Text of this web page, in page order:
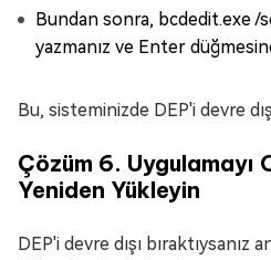
Bundan sonra, bcdedit.exe
yazmanız ve Enter
Bu, sisteminizde DEP'i devre
Çözüm 6. Uygulamayı
Yeniden Yükleyin
DEP'i devre dışı bıraktıysanız